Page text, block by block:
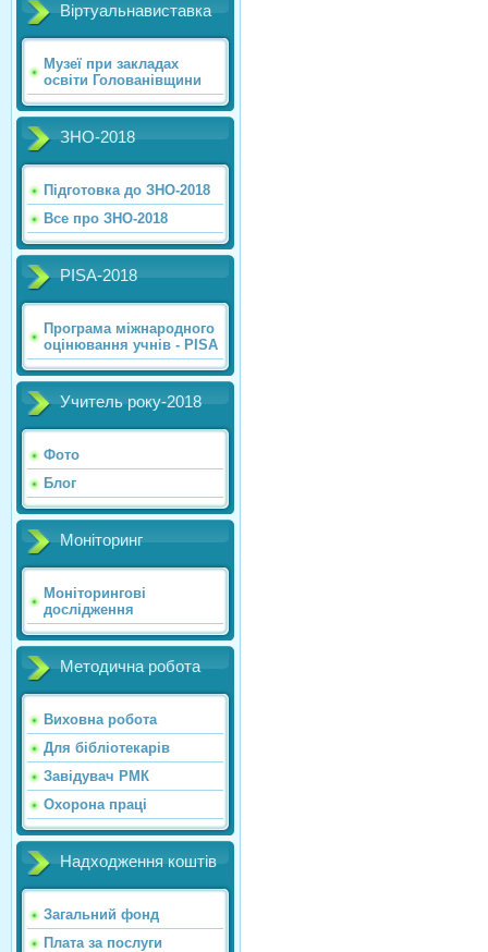
Віртуальнавиставка
Музеї при закладах
освіти Голованівщини
ЗНО-2018
Підготовка до ЗНО-2018
Все про ЗНО-2018
PISA-2018
Програма міжнародного
оцінювання учнів - PISA
Учитель року-2018
Фото
Блог
Моніторинг
Моніторингові
дослідження
Методична робота
Виховна робота
Для бібліотекарів
Завідувач РМК
Охорона праці
Надходження коштів
Загальний фонд
Плата за послуги